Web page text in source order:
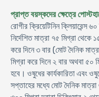
প্রাপ্ত বয়স্কদের ক্ষেত্রে
রোগীর ক্রিয়েটিনিন ক্লিয়ারেন্স
নির্দেশিত মাত্রা ৭৫ মিগ্রা থেকে
করে দিনে ৩ বার (মোট দৈনিক
মিগ্রা করে দিনে ২ বার অথবা ৫০
হবে। ওষুধের কার্যকারিতা এবং
সপ্তাহের মধ্যে মোট দৈনিক